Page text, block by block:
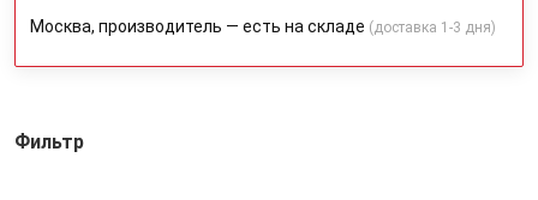
Москва, производитель — есть на складе (доставка 1-3 дня)
Фильтр